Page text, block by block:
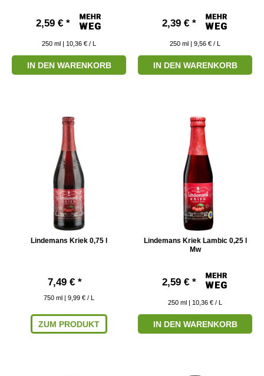
2,59 € *
250 ml | 10,36 € / L
IN DEN WARENKORB
2,39 € *
250 ml | 9,56 € / L
IN DEN WARENKORB
Lindemans Kriek 0,75 l
7,49 € *
750 ml | 9,99 € / L
ZUM PRODUKT
Lindemans Kriek Lambic 0,25 l
Mw
2,59 € *
250 ml | 10,36 € / L
IN DEN WARENKORB